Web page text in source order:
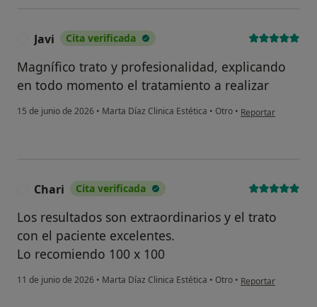
Javi Cita verificada
Magnífico trato y profesionalidad, explicando
en todo momento el tratamiento a realizar
15 de junio de 2026 • Marta Díaz Clinica Estética • Otro • en opinión del
Reportar
Chari Cita verificada
Los resultados son extraordinarios y el trato
con el paciente excelentes.
Lo recomiendo 100 x 100
11 de junio de 2026 • Marta Díaz Clinica Estética • Otro • en opinión del
Reportar